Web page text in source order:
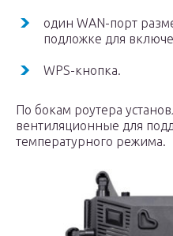
один WAN-порт
подложке для
WPS-кнопка.
По бокам роутера
вентиляционные для
температурного режима.